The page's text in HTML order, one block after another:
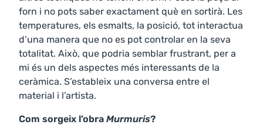
forn i no pots saber exactament què en sortirà. Les
temperatures, els esmalts, la posició, tot interactua
d’una manera que no es pot controlar en la seva
totalitat. Això, que podria semblar frustrant, per a
mi és un dels aspectes més interessants de la
ceràmica. S’estableix una conversa entre el
material i l’artista.
Com sorgeix l’obra Murmuris?